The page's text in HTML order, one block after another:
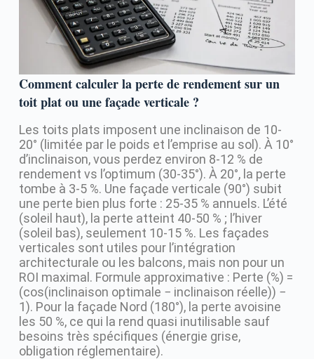
Comment calculer la perte de rendement sur un
toit plat ou une façade verticale ?
Les toits plats imposent une inclinaison de 10-
20° (limitée par le poids et l’emprise au sol). À 10°
d’inclinaison, vous perdez environ 8-12 % de
rendement vs l’optimum (30-35°). À 20°, la perte
tombe à 3-5 %. Une façade verticale (90°) subit
une perte bien plus forte : 25-35 % annuels. L’été
(soleil haut), la perte atteint 40-50 % ; l’hiver
(soleil bas), seulement 10-15 %. Les façades
verticales sont utiles pour l’intégration
architecturale ou les balcons, mais non pour un
ROI maximal. Formule approximative : Perte (%) =
(cos(inclinaison optimale − inclinaison réelle)) −
1). Pour la façade Nord (180°), la perte avoisine
les 50 %, ce qui la rend quasi inutilisable sauf
besoins très spécifiques (énergie grise,
obligation réglementaire).